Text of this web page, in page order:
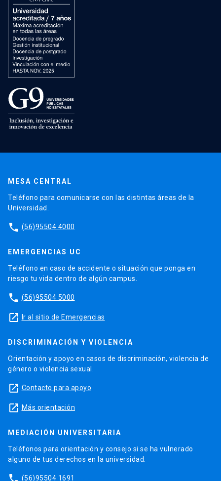
MESA CENTRAL
Teléfono para comunicarse con las distintas áreas de la
Universidad.
phone (56)95504 4000
EMERGENCIAS UC
Teléfono en caso de accidente o situación que ponga en
riesgo tu vida dentro de algún campus.
phone (56)95504 5000
launch Ir al sitio de Emergencias
DISCRIMINACIÓN Y VIOLENCIA
Orientación y apoyo en casos de discriminación, violencia de
género o violencia sexual.
launch Contacto para apoyo
launch Más orientación
MEDIACIÓN UNIVERSITARIA
Teléfonos para orientación y consejo si se ha vulnerado
alguno de tus derechos en la universidad.
(56)95504 1691